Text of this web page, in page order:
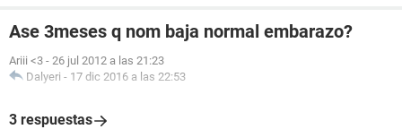
Ase 3meses q nom baja normal embarazo?
Ariii <3 - 26 jul 2012 a las 21:23
Dalyeri - 17 dic 2016 a las 22:53
3 respuestas